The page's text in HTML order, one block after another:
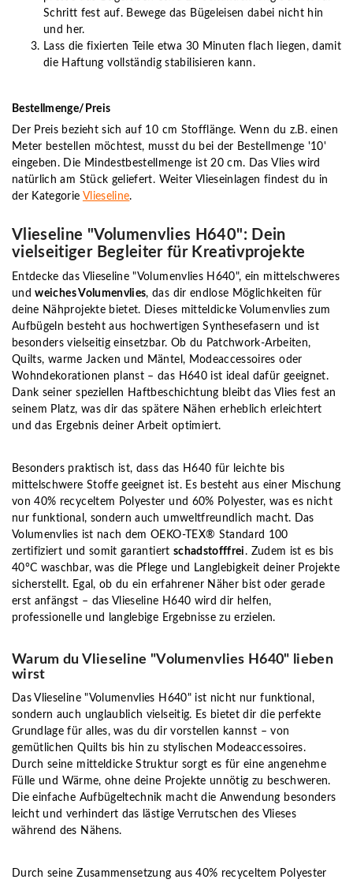
Schritt fest auf. Bewege das Bügeleisen dabei nicht hin
und her.
Lass die fixierten Teile etwa 30 Minuten flach liegen, damit
die Haftung vollständig stabilisieren kann.
Bestellmenge/Preis
Der Preis bezieht sich auf 10 cm Stofflänge. Wenn du z.B. einen
Meter bestellen möchtest, musst du bei der Bestellmenge '10'
eingeben. Die Mindestbestellmenge ist 20 cm. Das Vlies wird
natürlich am Stück geliefert. Weiter Vlieseinlagen findest du in
der Kategorie Vlieseline.
Vlieseline "Volumenvlies H640": Dein
vielseitiger Begleiter für Kreativprojekte
Entdecke das Vlieseline "Volumenvlies H640", ein mittelschweres
undweiches Volumenvlies, das dir endlose Möglichkeiten für
deine Nähprojekte bietet. Dieses mitteldicke Volumenvlies zum
Aufbügeln besteht aus hochwertigen Synthesefasern und ist
besonders vielseitig einsetzbar. Ob du Patchwork-Arbeiten,
Quilts, warme Jacken und Mäntel, Modeaccessoires oder
Wohndekorationen planst – das H640 ist ideal dafür geeignet.
Dank seiner speziellen Haftbeschichtung bleibt das Vlies fest an
seinem Platz, was dir das spätere Nähen erheblich erleichtert
und das Ergebnis deiner Arbeit optimiert.
Besonders praktisch ist, dass das H640 für leichte bis
mittelschwere Stoffe geeignet ist. Es besteht aus einer Mischung
von 40% recyceltem Polyester und 60% Polyester, was es nicht
nur funktional, sondern auch umweltfreundlich macht. Das
Volumenvlies ist nach dem OEKO-TEX® Standard 100
zertifiziert und somit garantiert schadstofffrei. Zudem ist es bis
40°C waschbar, was die Pflege und Langlebigkeit deiner Projekte
sicherstellt. Egal, ob du ein erfahrener Näher bist oder gerade
erst anfängst – das Vlieseline H640 wird dir helfen,
professionelle und langlebige Ergebnisse zu erzielen.
Warum du Vlieseline "Volumenvlies H640" lieben
wirst
Das Vlieseline "Volumenvlies H640" ist nicht nur funktional,
sondern auch unglaublich vielseitig. Es bietet dir die perfekte
Grundlage für alles, was du dir vorstellen kannst – von
gemütlichen Quilts bis hin zu stylischen Modeaccessoires.
Durch seine mitteldicke Struktur sorgt es für eine angenehme
Fülle und Wärme, ohne deine Projekte unnötig zu beschweren.
Die einfache Aufbügeltechnik macht die Anwendung besonders
leicht und verhindert das lästige Verrutschen des Vlieses
während des Nähens.
Durch seine Zusammensetzung aus 40% recyceltem Polyester